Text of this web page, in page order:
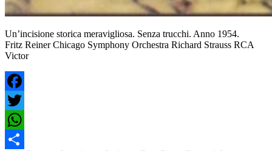
Un’incisione storica meravigliosa. Senza trucchi. Anno 1954.
Fritz Reiner Chicago Symphony Orchestra Richard Strauss RCA
Victor
Facebook
Twitter
WhatsApp